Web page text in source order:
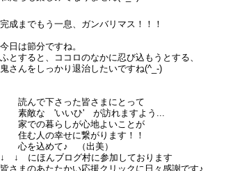
完成までもう一息、ガンバリマス！！！
今日は節分ですね。
ふとすると、ココロのなかに忍び込もうとする、
鬼さんをしっかり退治したいですね(^_-)
読んで下さった皆さまにとって
素敵な 'いいひ' が訪れますよう...
家での暮らしが心地よいことが
住む人の幸せに繋がります！！
心を込めて♪ （出美）
↓ ↓ にほんブログ村に参加しております
皆さまのあたたかい応援クリックに日々感謝です♪